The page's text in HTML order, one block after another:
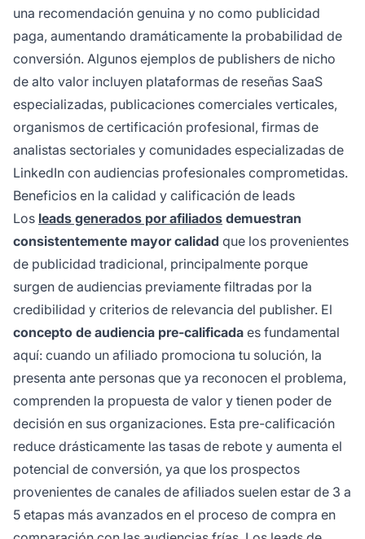
una recomendación genuina y no como publicidad
paga, aumentando dramáticamente la probabilidad de
conversión. Algunos ejemplos de publishers de nicho
de alto valor incluyen plataformas de reseñas SaaS
especializadas, publicaciones comerciales verticales,
organismos de certificación profesional, firmas de
analistas sectoriales y comunidades especializadas de
LinkedIn con audiencias profesionales comprometidas.
Beneficios en la calidad y calificación de leads
Los leads generados por afiliados demuestran
consistentemente mayor calidad que los provenientes
de publicidad tradicional, principalmente porque
surgen de audiencias previamente filtradas por la
credibilidad y criterios de relevancia del publisher. El
concepto de audiencia pre-calificada es fundamental
aquí: cuando un afiliado promociona tu solución, la
presenta ante personas que ya reconocen el problema,
comprenden la propuesta de valor y tienen poder de
decisión en sus organizaciones. Esta pre-calificación
reduce drásticamente las tasas de rebote y aumenta el
potencial de conversión, ya que los prospectos
provenientes de canales de afiliados suelen estar de 3 a
5 etapas más avanzados en el proceso de compra en